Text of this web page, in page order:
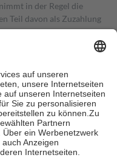
in der Regel die
Teil davon als Zuzahlung
in Höhe von zehn
mehr als die tatsächlichen
für Online-Apotheken.
beträgt die
zehn Euro je
ihre eigene Gesundheit zu
zu unterstützen,